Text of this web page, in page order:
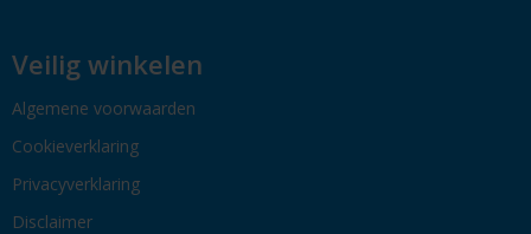
Veilig winkelen
Algemene voorwaarden
Cookieverklaring
Privacyverklaring
Disclaimer